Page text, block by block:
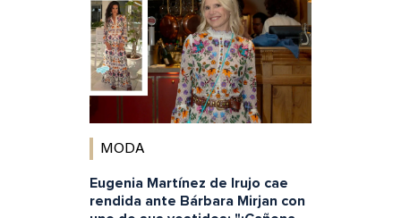
MODA
Eugenia Martínez de Irujo cae
rendida ante Bárbara Mirjan con